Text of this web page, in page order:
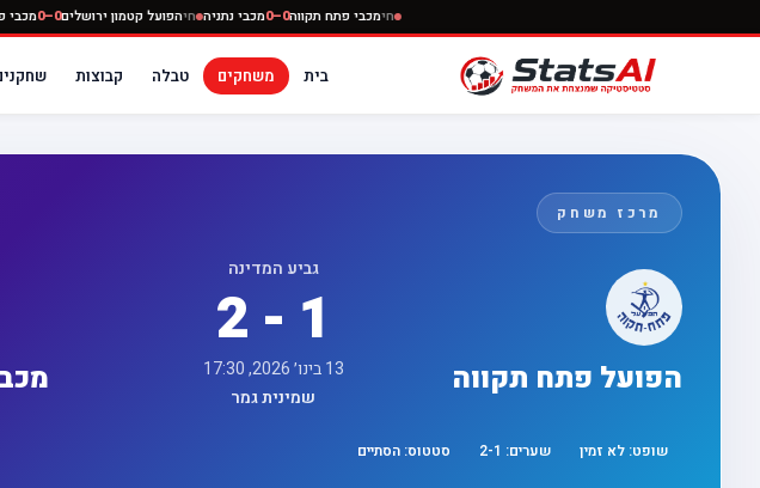
חימכבי פתח תקווה0–0 מכבי נתניה חיהפועל קטמון ירושלים0–0
בית משחקים טבלה קבוצות
מרכז משחק
הפועל פתח תקווה
גביע המדינה
2 - 1
13 בינו׳ 2026, 17:30
שמינית גמר
שופט: לא זמין שערים: 2-1 סטטוס: הסתיים